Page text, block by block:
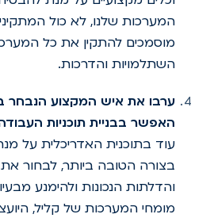
המערכות שלנו, לא כול
מוסמכים להתקין את כל
השתלמויות והדרכות.
ערבו את איש המקצוע הנבחר
האפשר בבניית תוכניות העבודה
עוד בתוכנית האדריכלית על
בצורה הטובה ביותר, לבחור את
והדלתות הנכונות ולהימנע מבעיות.
מומחי המערכות של קליל,